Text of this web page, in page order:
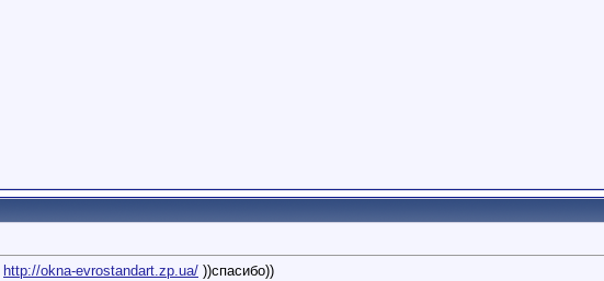
http://okna-evrostandart.zp.ua/ ))спасибо))